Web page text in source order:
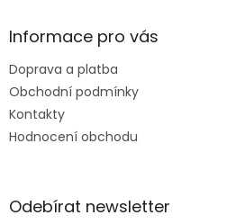
Informace pro vás
Doprava a platba
Obchodní podmínky
Kontakty
Hodnocení obchodu
Odebírat newsletter